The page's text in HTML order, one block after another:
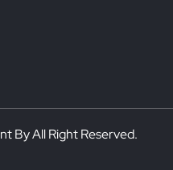
By All Right Reserved.